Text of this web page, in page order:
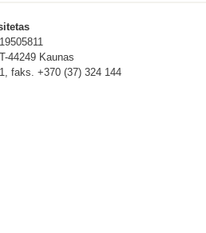
44249 Kaunas
faks. +370 (37) 324 144